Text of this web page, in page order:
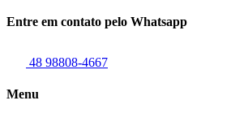
Entre em contato pelo Whatsapp
48 98808-4667
Menu